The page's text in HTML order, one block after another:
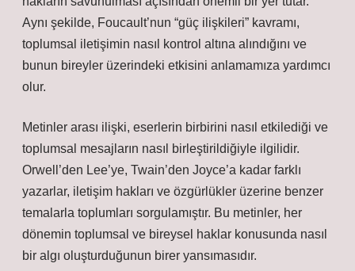
Aynı şekilde, Foucault’nun “güç ilişkileri” kavramı,
toplumsal iletişimin nasıl kontrol altına alındığını ve
bunun bireyler üzerindeki etkisini anlamamıza yardımcı
olur.
Metinler arası ilişki, eserlerin birbirini nasıl etkilediği ve
toplumsal mesajların nasıl birleştirildiğiyle ilgilidir.
Orwell’den Lee’ye, Twain’den Joyce’a kadar farklı
yazarlar, iletişim hakları ve özgürlükler üzerine benzer
temalarla toplumları sorgulamıştır. Bu metinler, her
dönemin toplumsal ve bireysel haklar konusunda nasıl
bir algı oluşturduğunun birer yansımasıdır.